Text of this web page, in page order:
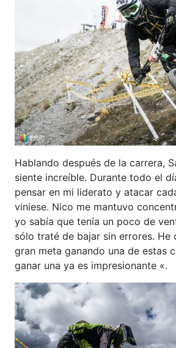
Hablando después de la carrera,
siente increíble. Durante todo el
pensar en mi liderato y atacar
viniese. Nico me mantuvo
yo sabía que tenía un poco de
sólo traté de bajar sin errores. He
gran meta ganando una de estas
ganar una ya es impresionante «.